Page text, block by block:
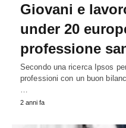
Giovani e
under 20
professione
Secondo una ricerca Ipsos
professioni con un buon
2 anni fa